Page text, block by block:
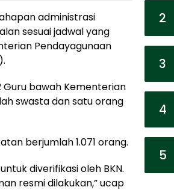
administrasi
sesuai jadwal yang
Pendayagunaan
Guru bawah Kementerian
swasta dan satu orang
berjumlah 1.071 orang.
diverifikasi oleh BKN.
resmi dilakukan,” ucap
2
3
4
5